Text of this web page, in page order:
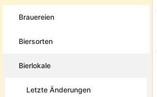
Brauereien
Biersorten
Bierlokale
Letzte Änderungen